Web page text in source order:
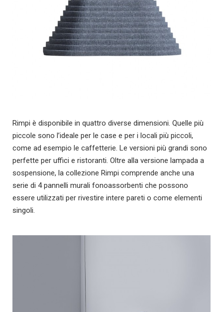
Rimpi è disponibile in quattro diverse dimensioni. Quelle più
piccole sono l’ideale per le case e per i locali più piccoli,
come ad esempio le caffetterie. Le versioni più grandi sono
perfette per uffici e ristoranti. Oltre alla versione lampada a
sospensione, la collezione Rimpi comprende anche una
serie di 4 pannelli murali fonoassorbenti che possono
essere utilizzati per rivestire intere pareti o come elementi
singoli.